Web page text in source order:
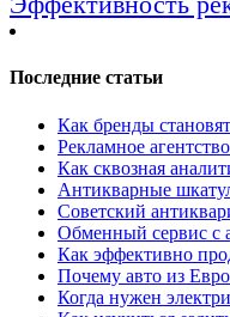
Последние статьи
Как бренды
Рекламное
Как сквозная
Антикварные
Советский
Обменный сервис с
Как эффективно
Почему авто из
Когда нужен